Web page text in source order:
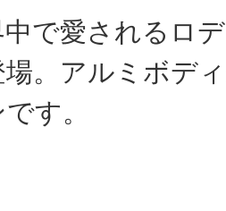
で愛されるロ
。アルミボデ
す。